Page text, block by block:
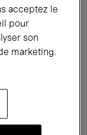
acceptez le
pour
son
marketing.